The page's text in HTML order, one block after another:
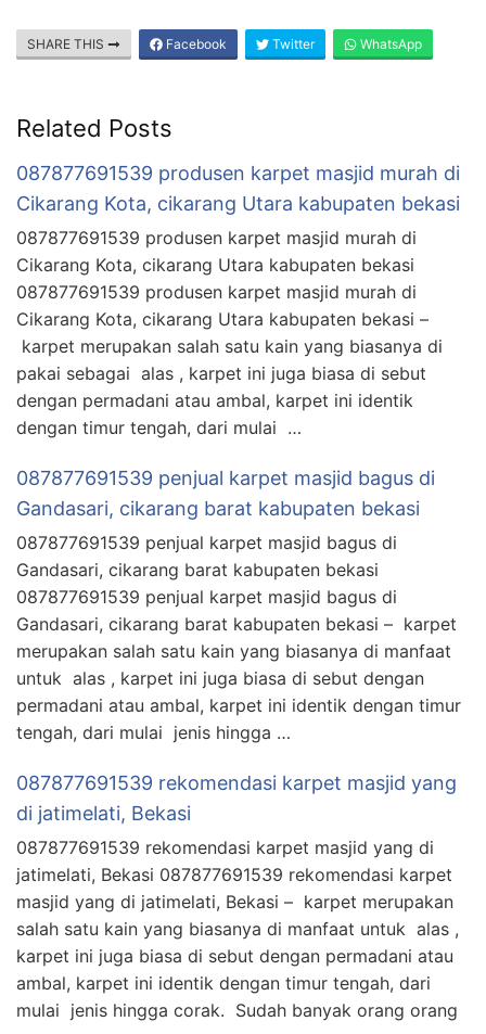
SHARE THIS Facebook Twitter WhatsApp
Related Posts
087877691539 produsen karpet masjid murah di
Cikarang Kota, cikarang Utara kabupaten bekasi
087877691539 produsen karpet masjid murah di
Cikarang Kota, cikarang Utara kabupaten bekasi
087877691539 produsen karpet masjid murah di
Cikarang Kota, cikarang Utara kabupaten bekasi –
karpet merupakan salah satu kain yang biasanya di
pakai sebagai alas , karpet ini juga biasa di sebut
dengan permadani atau ambal, karpet ini identik
dengan timur tengah, dari mulai …
087877691539 penjual karpet masjid bagus di
Gandasari, cikarang barat kabupaten bekasi
087877691539 penjual karpet masjid bagus di
Gandasari, cikarang barat kabupaten bekasi
087877691539 penjual karpet masjid bagus di
Gandasari, cikarang barat kabupaten bekasi – karpet
merupakan salah satu kain yang biasanya di manfaat
untuk alas , karpet ini juga biasa di sebut dengan
permadani atau ambal, karpet ini identik dengan timur
tengah, dari mulai jenis hingga …
087877691539 rekomendasi karpet masjid yang
di jatimelati, Bekasi
087877691539 rekomendasi karpet masjid yang di
jatimelati, Bekasi 087877691539 rekomendasi karpet
masjid yang di jatimelati, Bekasi – karpet merupakan
salah satu kain yang biasanya di manfaat untuk alas ,
karpet ini juga biasa di sebut dengan permadani atau
ambal, karpet ini identik dengan timur tengah, dari
mulai jenis hingga corak. Sudah banyak orang orang